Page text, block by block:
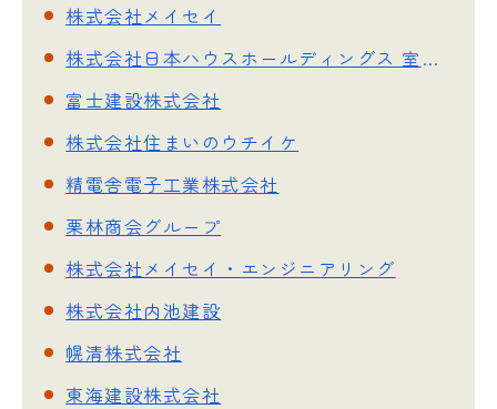
株式会社メイセイ
株式会社日本ハウスホールディングス 室蘭営業所
富士建設株式会社
株式会社住まいのウチイケ
精電舎電子工業株式会社
栗林商会グループ
株式会社メイセイ・エンジニアリング
株式会社内池建設
幌清株式会社
東海建設株式会社